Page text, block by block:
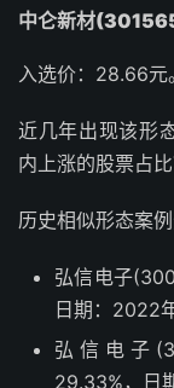
中仑新材
入选价：28.66元。
近几年出现该形
内上涨的股票占比
历史相似形态案例
弘信电子
日期：2022
弘信电子
29.33%，日